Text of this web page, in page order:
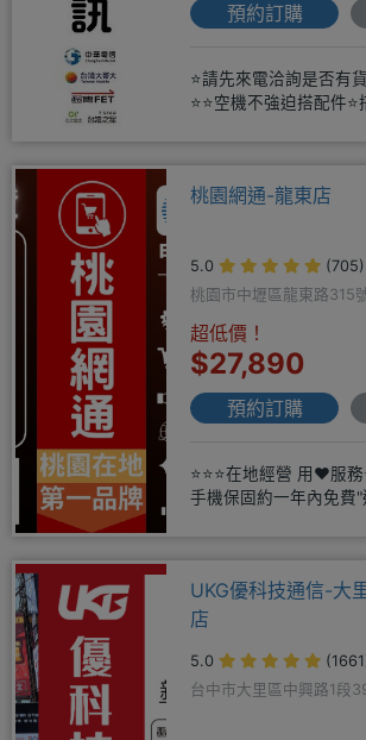
預約訂購
⭐請先來電洽詢是否有
⭐⭐空機不強迫搭配件
桃園網通-龍東店
5.0
(705)
桃園市中壢區龍東路315
超低價！
$27,890
預約訂購
⭐⭐⭐在地經營 用❤️服
手機保固約一年內免費
UKG優科技通信-大
店
5.0
台中市大里區中興路1段